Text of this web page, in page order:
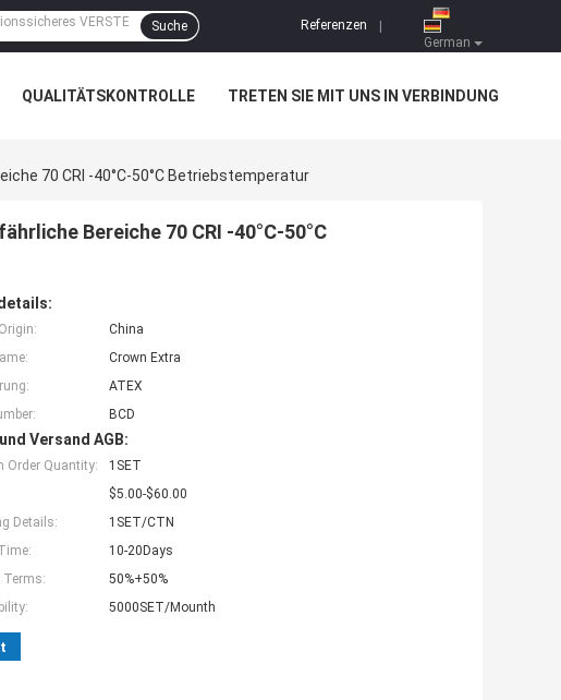
German
Referenzen
Suche
QUALITÄTSKONTROLLE TRETEN SIE MIT UNS IN VERBINDUNG
70 CRI -40°C-50°C Betriebstemperatur
Bereiche 70 CRI -40°C-50°C
China
Crown Extra
ATEX
BCD
Versand AGB:
Order Quantity:
1SET
$5.00-$60.00
Details:
1SET/CTN
10-20Days
Terms:
50%+50%
5000SET/Mounth